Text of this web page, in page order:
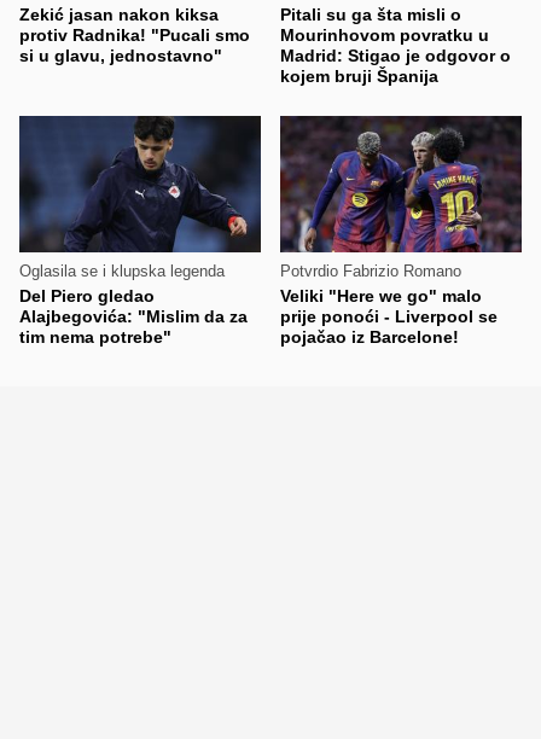
Zekić jasan nakon kiksa
protiv Radnika! "Pucali smo
si u glavu, jednostavno"
Pitali su ga šta misli o
Mourinhovom povratku u
Madrid: Stigao je odgovor o
kojem bruji Španija
Oglasila se i klupska legenda
Del Piero gledao
Alajbegovića: "Mislim da za
tim nema potrebe"
Potvrdio Fabrizio Romano
Veliki "Here we go" malo
prije ponoći - Liverpool se
pojačao iz Barcelone!